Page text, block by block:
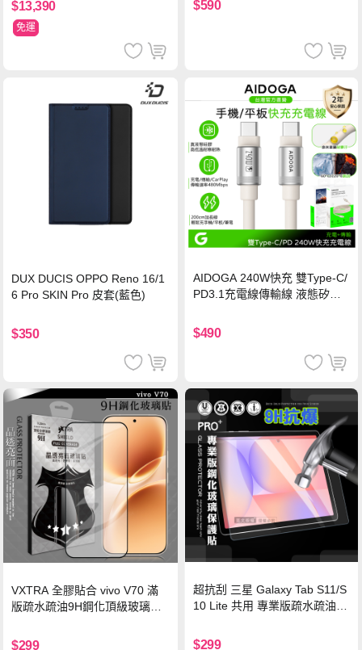
$13,390
免運
$590
DUX DUCIS OPPO Reno 16/1
6 Pro SKIN Pro 皮套(藍色)
$350
AIDOGA 240W快充 雙Type-C/
PD3.1充電線傳輸線 液態矽膠
機/平板/筆電
$490
VXTRA 全膠貼合 vivo V70 滿
版疏水疏油9H鋼化頂級玻璃貼
$299
超抗刮 三星 Galaxy Tab S11/S
10 Lite 共用 專業版疏水疏油9
$299